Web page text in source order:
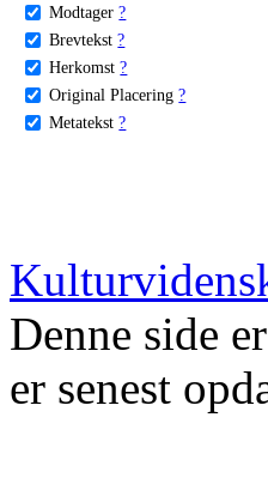
Modtager ?
Brevtekst ?
Herkomst ?
Original Placering ?
Metatekst ?
Denne side
er senest